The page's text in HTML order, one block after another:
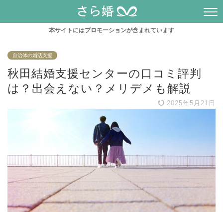
本サイトにはプロモーションが含まれています
自治体の婚活支援
秋田結婚支援センターの口コミ評判
は？出会えない？メリデメも解説
2025年5月21日